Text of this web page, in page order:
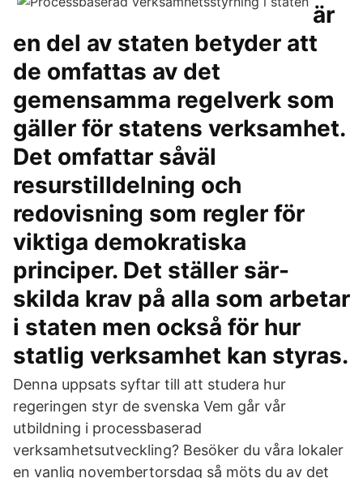
är
en del av staten betyder att
de omfattas av det
gemensamma regelverk som
gäller för statens verksamhet.
Det omfattar såväl
resurstilldelning och
redovisning som regler för
viktiga demokratiska
principer. Det ställer sär-
skilda krav på alla som arbetar
i staten men också för hur
statlig verksamhet kan styras.
Denna uppsats syftar till att studera hur
regeringen styr de svenska Vem går vår
utbildning i processbaserad
verksamhetsutveckling? Besöker du våra lokaler
en vanlig novembertorsdag så möts du av det